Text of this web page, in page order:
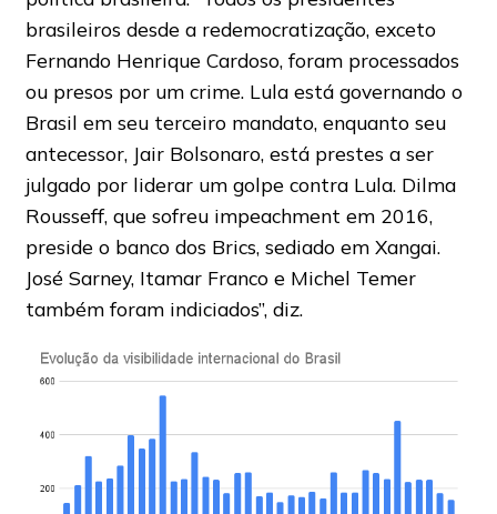
brasileiros desde a redemocratização, exceto
Fernando Henrique Cardoso, foram processados ​​
ou presos por um crime. Lula está governando o
Brasil em seu terceiro mandato, enquanto seu
antecessor, Jair Bolsonaro, está prestes a ser
julgado por liderar um golpe contra Lula. Dilma
Rousseff, que sofreu impeachment em 2016,
preside o banco dos Brics, sediado em Xangai.
José Sarney, Itamar Franco e Michel Temer
também foram indiciados”, diz.